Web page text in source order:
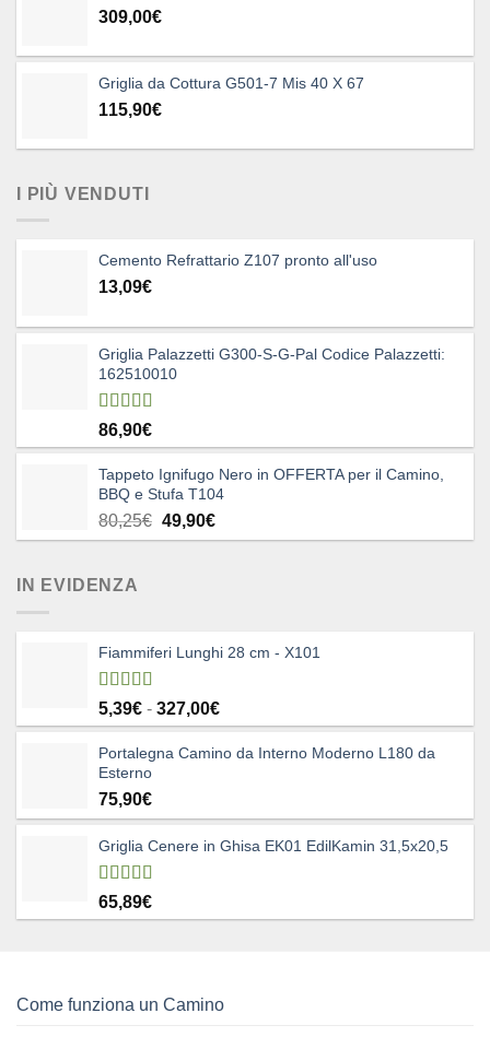
309,00€
Griglia da Cottura G501-7 Mis 40 X 67
115,90€
I PIÙ VENDUTI
Cemento Refrattario Z107 pronto all'uso
13,09€
Griglia Palazzetti G300-S-G-Pal Codice Palazzetti:
162510010
Valutato
5.00su 5
86,90€
Tappeto Ignifugo Nero in OFFERTA per il Camino,
BBQ e Stufa T104
80,25€ Il
prezzo
49,90€Il
prezzo
IN EVIDENZA
Fiammiferi Lunghi 28 cm - X101
Valutato
5.00su 5
5,39€ - 327,00€Fascia
di
prezzo:
a
327,00€
Portalegna Camino da Interno Moderno L180 da
Esterno
75,90€
Griglia Cenere in Ghisa EK01 EdilKamin 31,5x20,5
Valutato
4.83su 5
65,89€
Come funziona un Camino